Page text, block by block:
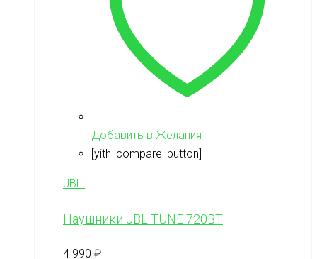
Добавить в Желания
[yith_compare_button]
JBL
Наушники JBL TUNE 720BT
4 990 ₽